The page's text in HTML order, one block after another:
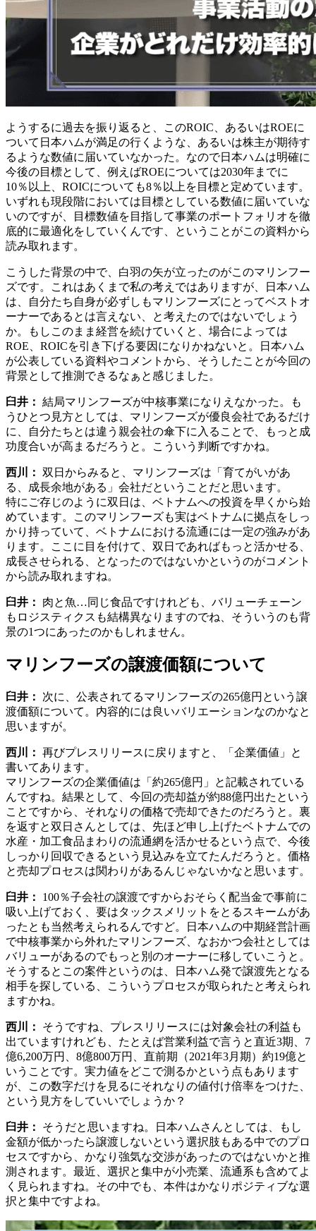
ようするに過去を振り返ると、このROIC、あるいはROEに
ついて日本ハムが満足の行くような、あるいは株主が期待す
るような数値に届いていなかった。なので日本ハムは明確に
今後の目標として、例えばROEについては2030年までに
10％以上、ROICについても8％以上を目標と定めています。
いずれも現段階においては目標としている数値に届いていな
いのですが、目標数値を目指して事業のポートフォリオを徹
底的に最適化をしていくんです、ということがこの資料から
読み取れます。
こうした背景の中で、白羽の矢が立ったのがこのマリンフー
ズです。これはあくまで私の考えではありますが、日本ハム
は、自分たち自身が必ずしもマリンフーズにとってベストオ
ーナーであるとは言えない、と考えたのではないでしょう
か。もしこのまま経営を続けていくと、場合によっては
ROE、ROICを引き下げる要因になりかねないと。日本ハム
が公表している資料やコメントから、そうしたことが今回の
背景として推測できるなぁと感じました。
臼井： 結局マリンフーズが中核事業になりえなかった。も
うひとつ見方としては、マリンフーズが優良会社であるだけ
に、自分たちとは違う親会社の傘下に入ることで、もっと成
功度合いが高まるだろうと。こういう判断ですかね。
西川： 双日からみると、マリンフーズは「育てがいがあ
る、成長余地がある」会社だということだと思います。
特にご存じのように双日は、ベトナムへの投資を早くから始
めています。このマリンフーズも実はベトナムに拠点をしっ
かり持っていて、ベトナムにおける流通には一定の強みがあ
ります。ここに目を付けて、双日であればもっと活かせる、
成長させられる、となったのではないかというのがコメント
から読み取れますね。
臼井：
肉と魚…同じ食品ですけれども、バリューチェーン
もロジスティクスも結構異なりますのでね、そういうのも背
景の1つにあったのかもしれません。
マリンフーズの譲渡価額について
臼井：
次に、公表されてるマリンフーズの265億円という譲
渡価額について。内容的には良いバリエーションなのかなと
思いますが。
西川： 再びプレスリリースに戻りますと、「企業価値」と
書いてあります。
マリンフーズの企業価値は「約265億円」と記載されている
んですね。結果として、今回の売却益が約88億円出たという
ことですから、それなりの価格で売却できたのだろうと。裏
を返すと双日さんとしては、先ほど申し上げたベトナムでの
水産・加工食品まわりの流通網を活かせるという点で、今後
しっかり回収できるという見込みを立てたんだろうと。価格
と売却プロセスは関わりがあるんじゃないかなと思います。
臼井：
100％子会社の譲渡ですからおそらく配当金で事前に
吸い上げておく、要はタックスメリットをとるスキームがあ
ったとも当然考えられるんですど。日本ハムの中期経営計画
で中核事業から外れたマリンフーズ、なおかつ会社としては
バリューがあるのでもっと別のオーナーに移していこうと。
そうするとこの案件というのは、日本ハム発で譲渡先となる
相手を探している、こういうプロセスが取られたと考えられ
ますかね。
西川：
そうですね、プレスリリースには対象会社の利益も
出ていますけれども、たとえば営業利益で言うと直近3期、7
億6,200万円、8億800万円、直前期（2021年3月期）約19億と
いうことです。実力値をどこで測るかという点もあります
が、この数字だけを見るにそれなりの値付け倍率をつけた、
という見方をしていいでしょうか？
臼井：
そうだと思いますね。日本ハムさんとしては、もし
金額が低かったら譲渡しないという選択肢もある中でのプロ
セスですから、かなり強気な交渉があったのではないかと推
測されます。最近、選択と集中が小売業、流通系も含めてよ
く見られますね。その中でも、本件はかなりポジティブな選
択と集中ですよね。